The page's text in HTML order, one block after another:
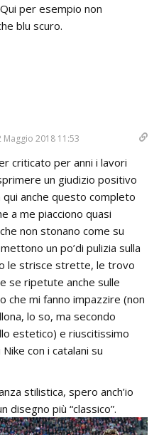
per esempio non
blu scuro.
Maggio 2018 11:53
criticato per anni i lavori
un giudizio positivo
anche questo completo
a me piacciono quasi
non stonano come su
un po’di pulizia sulla
le strisce strette, le trovo
se ripetute anche sulle
che mi fanno impazzire (non
lo so, ma secondo
estetico) e riuscitissimo
con i catalani su
stilistica, spero anch’io
disegno più “classico”.